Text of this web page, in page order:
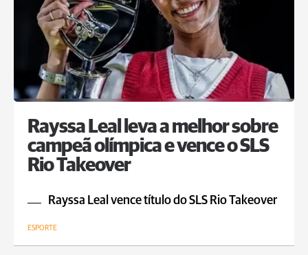
Rayssa Leal leva a melhor sobre
campeã olímpica e vence o SLS
Rio Takeover
Rayssa Leal vence título do SLS Rio Takeover
ESPORTE